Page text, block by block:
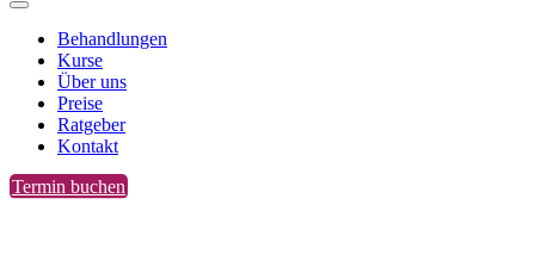
Behandlungen
Kurse
Über uns
Preise
Ratgeber
Kontakt
Termin buchen